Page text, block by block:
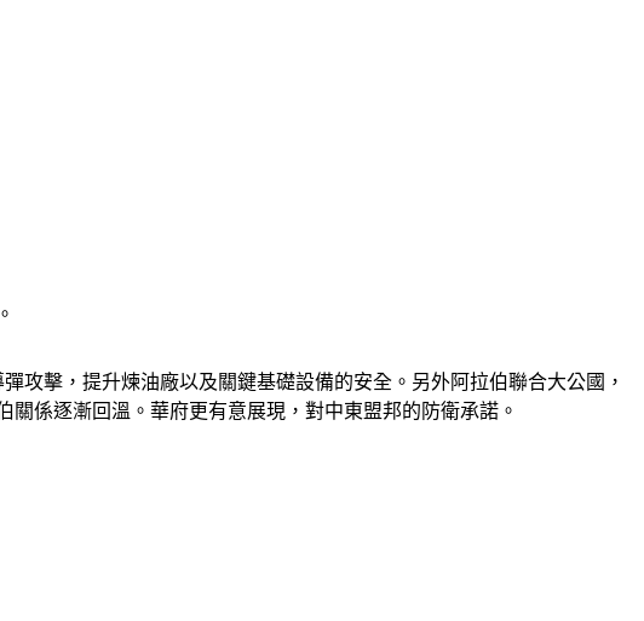
攻擊，提升煉油廠以及關鍵基礎設備的安全。另外阿拉伯聯合大公國，
係逐漸回溫。華府更有意展現，對中東盟邦的防衛承諾。